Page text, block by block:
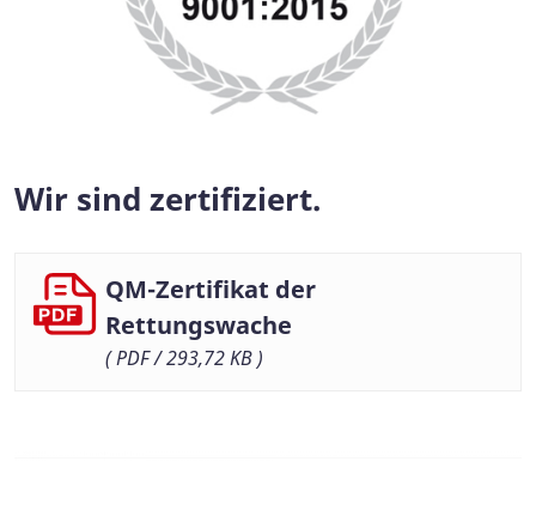
Wir sind zertifiziert.
QM-Zertifikat der
Rettungswache
( PDF / 293,72 KB )